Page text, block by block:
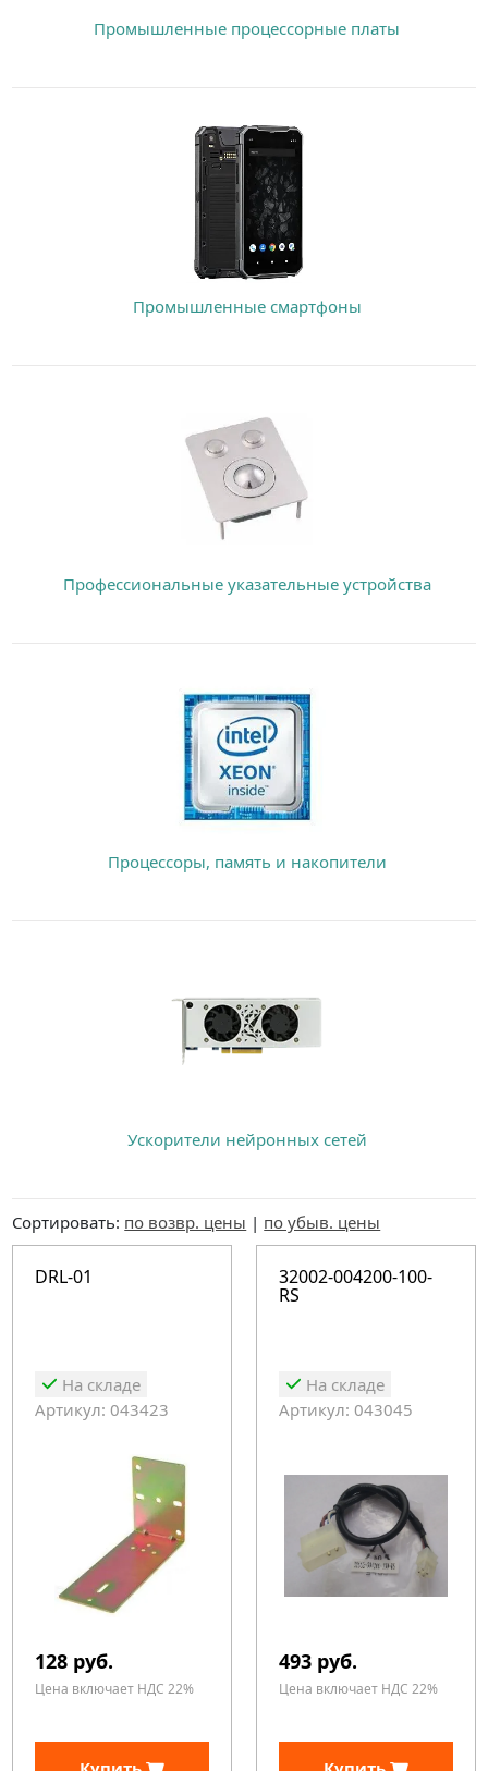
Промышленные процессорные платы
Промышленные смартфоны
Профессиональные указательные устройства
Процессоры, память и накопители
Ускорители нейронных сетей
Сортировать: по возвр. цены | по убыв. цены
DRL-01
На складе
Артикул: 043423
128 руб.
Цена включает НДС 22%
32002-004200-100-
RS
На складе
Артикул: 043045
493 руб.
Цена включает НДС 22%